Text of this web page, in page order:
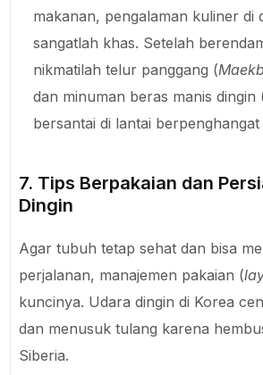
makanan, pengalaman kuliner di
sangatlah khas. Setelah
nikmatilah telur panggang (
dan minuman beras manis dingin
bersantai di lantai berpenghangat
7. Tips Berpakaian dan
Dingin
Agar tubuh tetap sehat dan bisa
perjalanan, manajemen pakaian (
kuncinya. Udara dingin di Korea
dan menusuk tulang karena
Siberia.